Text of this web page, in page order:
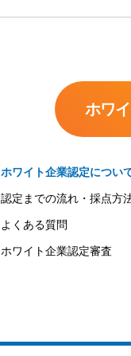
ホワ
ホワイト企業認定につい
認定までの流れ・採点方
よくある質問
ホワイト企業認定審査